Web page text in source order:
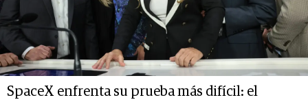
SpaceX enfrenta su prueba más difícil: el